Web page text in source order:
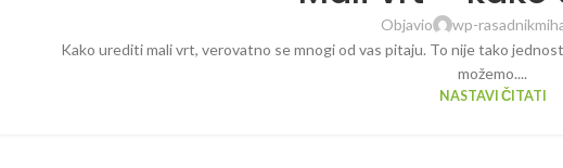
Objavio
wp-
Kako urediti mali vrt, verovatno se mnogi od vas pitaju. To nije tako
možemo....
NASTAVI ČITATI